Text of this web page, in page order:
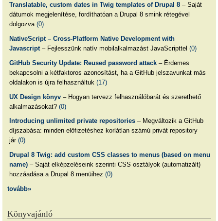
Translatable, custom dates in Twig templates of Drupal 8– Saját
dátumok megjelenítése, fordíthatóan a Drupal 8 smink rétegével
dolgozva (0)
NativeScript – Cross-Platform Native Development with
Javascript– Fejlesszünk natív mobilalkalmazást JavaScripttel (0)
GitHub Security Update: Reused password attack– Érdemes
bekapcsolni a kétfaktoros azonosítást, ha a GitHub jelszavunkat más
oldalakon is újra felhasználtuk (17)
UX Design könyv– Hogyan tervezz felhasználóbarát és szerethető
alkalmazásokat? (0)
Introducing unlimited private repositories– Megváltozik a GitHub
díjszabása: minden előfizetéshez korlátlan számú privát repository
jár (0)
Drupal 8 Twig: add custom CSS classes to menus (based on menu
name)– Saját elképzeléseink szerinti CSS osztályok (automatizált)
hozzáadása a Drupal 8 menüihez (0)
tovább»
Könyvajánló